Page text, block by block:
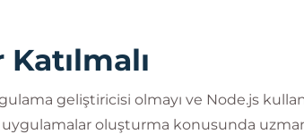
geliştiricisi olmayı ve Node.js
oluşturma konusunda